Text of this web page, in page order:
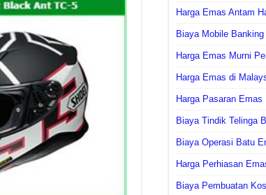
Harga Emas Antam
Biaya Mobile Banking
Harga Emas Murni
Harga Emas di
Harga Pasaran
Biaya Tindik Telinga
Biaya Operasi Batu
Harga Perhiasan
Biaya Pembuatan